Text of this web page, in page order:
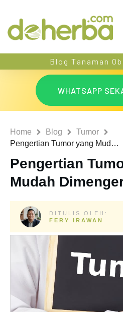
Blog Tanaman
WHATSAPP
Home Blog
Tumor
Pengertian Tumor yang Mudah Dimengerti
Pengertian
Mudah
DITULIS OLEH:
FERY IRAWAN